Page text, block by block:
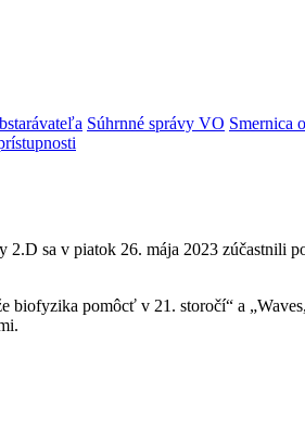
Súhrnné správy VO Smernica
sa v piatok 26. mája 2023 zúčastnili
pomôcť v 21. storočí“ a